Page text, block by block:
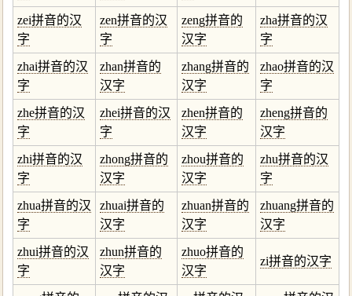
zei拼音的汉
字
zen拼音的汉
字
zeng拼音的
汉字
zha拼音的汉
字
zhai拼音的汉
字
zhan拼音的
汉字
zhang拼音的
汉字
zhao拼音的汉
字
zhe拼音的汉
字
zhei拼音的汉
字
zhen拼音的
汉字
zheng拼音的
汉字
zhi拼音的汉
字
zhong拼音的
汉字
zhou拼音的
汉字
zhu拼音的汉
字
zhua拼音的汉
字
zhuai拼音的
汉字
zhuan拼音的
汉字
zhuang拼音的
汉字
zhui拼音的汉
字
zhun拼音的
汉字
zhuo拼音的
汉字
zi拼音的汉字